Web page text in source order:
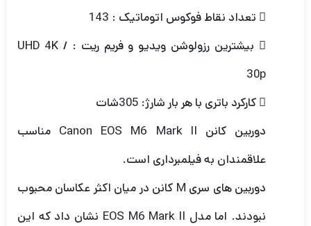
 تعداد نقاط فوکوس اتوماتیک : 143
 بیشترین رزولوشن ویدیو و فریم ریت : UHD 4K /
30p
 کارکرد باتری با هر بار شارژ: 305شات
دوربین کانن Canon EOS M6 Mark II مناسب
علاقمندان به فیلمبرداری است.
دوربین های سری M کانن در میان اکثر عکاسان محبوب
نبودند. اما مدل EOS M6 Mark II نشان داد که این